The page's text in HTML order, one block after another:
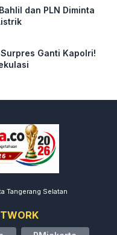
dan PLN Diminta
Ganti Kapolri!
Tangerang Selatan